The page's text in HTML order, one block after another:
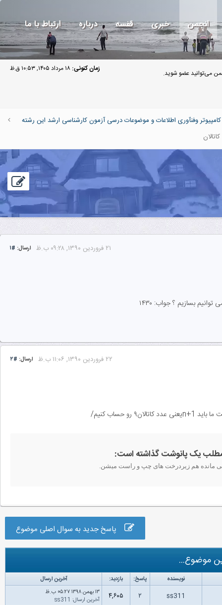
انجمن خبری قفسه درباره ارتباط با ما
زمان کنونی: ۱۸ مرداد ۱۴۰۵, ۱۰:۵۳ ق.ظ می‌توانید عضو شوید.
وفنآوری اطلاعات و موضوعات درسی آزمون کارشناسی ارشد این رشته
ارسال: #۱ ۲۱ فروردین ۱۳۹۰, ۰۹:۲۸ ب.ظ
ارسال: #۲ ۲۲ فروردین ۱۳۹۰, ۱۱:۰۶ ب.ظ
پاسخ جدید به سوال اصلی موضوع
موضوع...
نویسنده پاسخ: بازدید: آخرین ارسال
ss311 ۲ ۴,۶۰۵
۱۳ بهمن ۱۳۹۸ ۰۵:۲۷ ب.ظ
آخرین ارسال:
ss311